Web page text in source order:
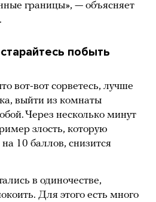
границы», — объясняет
побыть
вот-вот сорветесь, лучше
выйти из комнаты
Через несколько минут
злость, которую
10 баллов, снизится
в одиночестве,
Для этого есть много